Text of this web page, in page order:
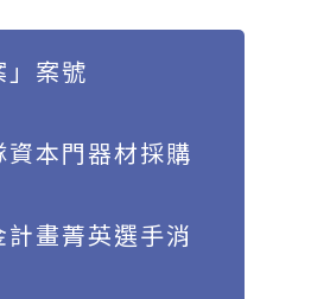
」案號
本門器材採購
畫菁英選手消